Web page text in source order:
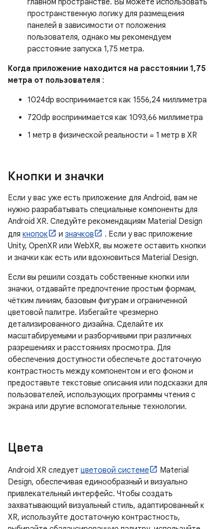
главном пространстве. Вы можете использовать
пространственную логику для размещения
панелей в зависимости от положения
пользователя, однако мы рекомендуем
расстояние запуска 1,75 метра.
Когда приложение находится на расстоянии 1,75
метра от пользователя :
1024dp воспринимается как 1556,24 миллиметра
720dp воспринимается как 1093,66 миллиметра
1 метр в физической реальности = 1 метр в XR
Кнопки и значки
Если у вас уже есть приложение для Android, вам не
нужно разрабатывать специальные компоненты для
Android XR. Следуйте рекомендациям Material Design
для кнопок и значков
. Если у вас приложение
Unity, OpenXR или WebXR, вы можете оставить кнопки
и значки как есть или вдохновиться Material Design.
Если вы решили создать собственные кнопки или
значки, отдавайте предпочтение простым формам,
чётким линиям, базовым фигурам и ограниченной
цветовой палитре. Избегайте чрезмерно
детализированного дизайна. Сделайте их
масштабируемыми и разборчивыми при различных
разрешениях и расстояниях просмотра. Для
обеспечения доступности обеспечьте достаточную
контрастность между компонентом и его фоном и
предоставьте текстовые описания или подсказки для
пользователей, использующих программы чтения с
экрана или другие вспомогательные технологии.
Цвета
Android XR следует цветовой системе
Material
Design, обеспечивая единообразный и визуально
привлекательный интерфейс. Чтобы создать
захватывающий визуальный стиль, адаптированный к
XR, используйте достаточную контрастность,